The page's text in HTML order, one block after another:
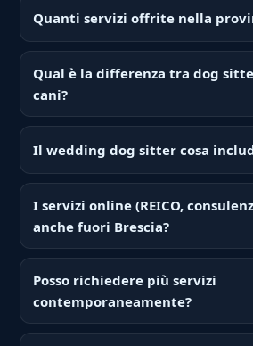
Quanti servizi offrite nella
Qual è la differenza tra dog
cani?
Il wedding dog sitter cosa
I servizi online (REICO,
anche fuori Brescia?
Posso richiedere più servizi
contemporaneamente?